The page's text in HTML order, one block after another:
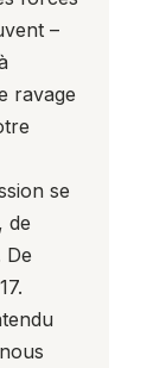
–
ravage
se
de
De